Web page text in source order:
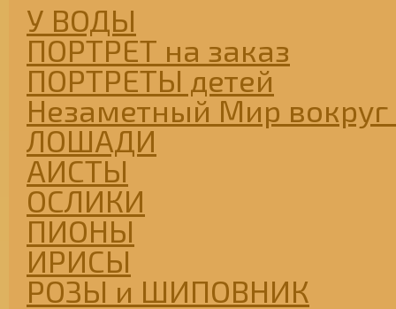
У ВОДЫ
ПОРТРЕТ на заказ
ПОРТРЕТЫ детей
Незаметный Мир вокруг
ЛОШАДИ
АИСТЫ
ОСЛИКИ
ПИОНЫ
ИРИСЫ
РОЗЫ и ШИПОВНИК